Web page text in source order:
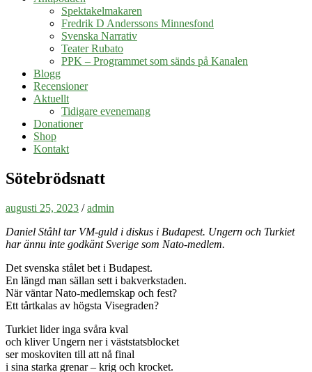
Spektakelmakaren
Fredrik D Anderssons Minnesfond
Svenska Narrativ
Teater Rubato
PPK – Programmet som sänds på Kanalen
Blogg
Recensioner
Aktuellt
Tidigare evenemang
Donationer
Shop
Kontakt
Sötebrödsnatt
augusti 25, 2023 /admin
Daniel Ståhl tar VM-guld i diskus i Budapest. Ungern och Turkiet
har ännu inte godkänt Sverige som Nato-medlem.
Det svenska stålet bet i Budapest.
En längd man sällan sett i bakverkstaden.
När väntar Nato-medlemskap och fest?
Ett tårtkalas av högsta Visegraden?
Turkiet lider inga svåra kval
och kliver Ungern ner i väststatsblocket
ser moskoviten till att nå final
i sina starka grenar – krig och krocket.